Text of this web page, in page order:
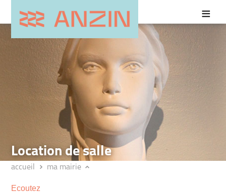
Location de salle
accueil ma mairie
Ecoutez